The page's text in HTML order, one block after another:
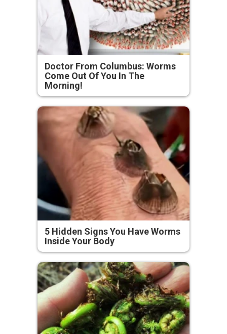
Doctor From Columbus: Worms
Come Out Of You In The
Morning!
5 Hidden Signs You Have Worms
Inside Your Body